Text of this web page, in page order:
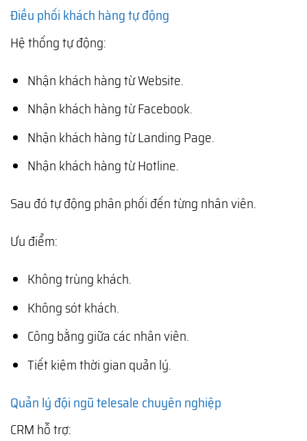
Điều phối khách hàng tự động
Hệ thống tự động:
Nhận khách hàng từ Website.
Nhận khách hàng từ Facebook.
Nhận khách hàng từ Landing Page.
Nhận khách hàng từ Hotline.
Sau đó tự động phân phối đến từng nhân viên.
Ưu điểm:
Không trùng khách.
Không sót khách.
Công bằng giữa các nhân viên.
Tiết kiệm thời gian quản lý.
Quản lý đội ngũ telesale chuyên nghiệp
CRM hỗ trợ: